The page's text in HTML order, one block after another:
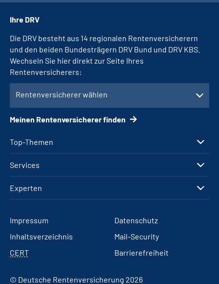
Top-Themen
Services
Experten
Ihre DRV
Die DRV besteht aus 14 regionalen Rentenversicherern
und den beiden Bundesträgern DRV Bund und DRV KBS.
Wechseln Sie hier direkt zur Seite Ihres
Rentenversicherers:
Rentenversicherer wählen
Meinen Rentenversicherer finden
Impressum
Datenschutz
Inhaltsverzeichnis
Mail-Security
CERT
Barrierefreiheit
© Deutsche Rentenversicherung 2026